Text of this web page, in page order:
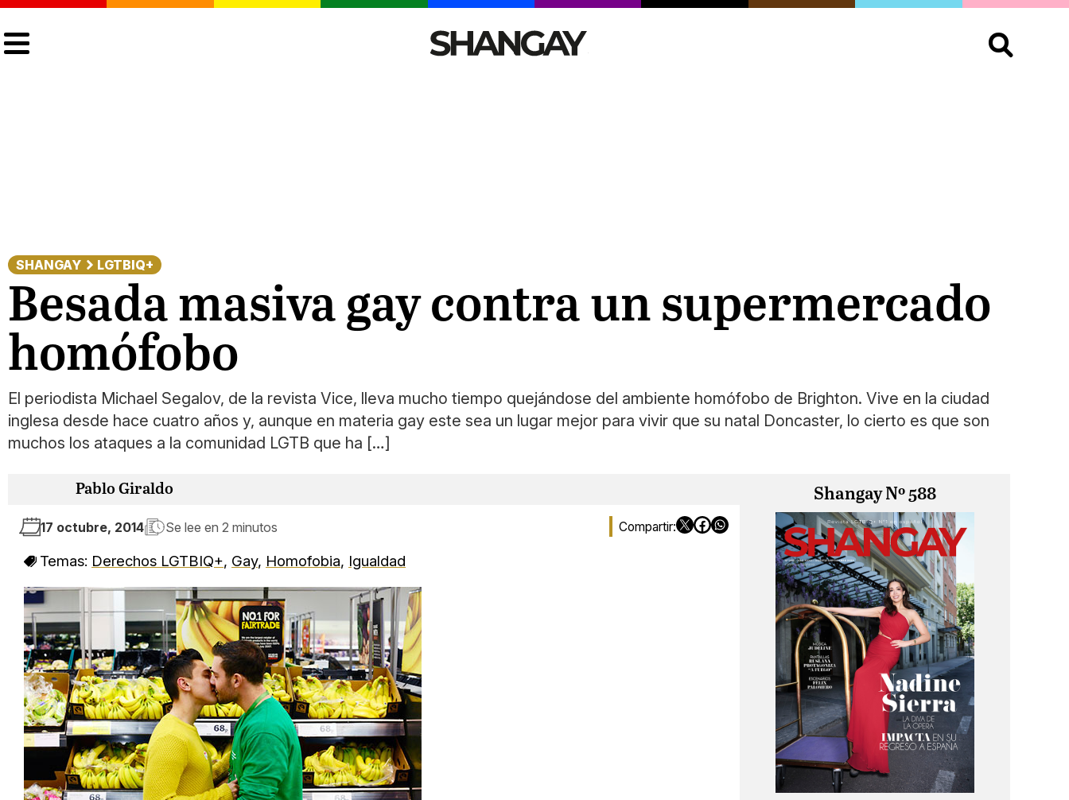
Buscar:
SHANGAY LGTBIQ+
Besada masiva gay contra un supermercado
homófobo
El periodista Michael Segalov, de la revista Vice, lleva mucho tiempo quejándose del ambiente homófobo de Brighton. Vive en la ciudad
inglesa desde hace cuatro años y, aunque en materia gay este sea un lugar mejor para vivir que su natal Doncaster, lo cierto es que son
muchos los ataques a la comunidad LGTB que ha […]
Pablo Giraldo
17 octubre, 2014 Se lee en 2 minutos
Temas: Derechos LGTBIQ+, Gay, Homofobia, Igualdad
Shangay Nº 588